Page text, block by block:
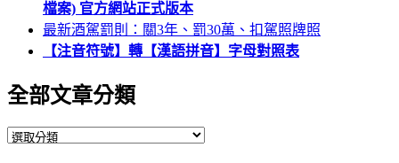
檔案) 官方網站正式版本
最新酒駕罰則：關3年、罰30萬、扣駕照牌照
【注音符號】轉【漢語拼音】字母對照表
全部文章分類
全